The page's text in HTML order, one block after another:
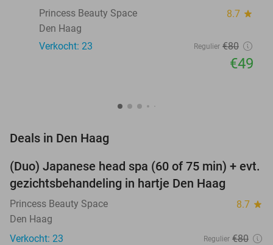
Princess Beauty Space
8.7 star
Den Haag
Verkocht: 23
Regulier €80
€49
Deals in Den Haag
39%
(Duo) Japanese head spa (60 of 75 min) + evt.
gezichtsbehandeling in hartje Den Haag
Princess Beauty Space 8.7 star
Den Haag
Verkocht: 23
Regulier €80